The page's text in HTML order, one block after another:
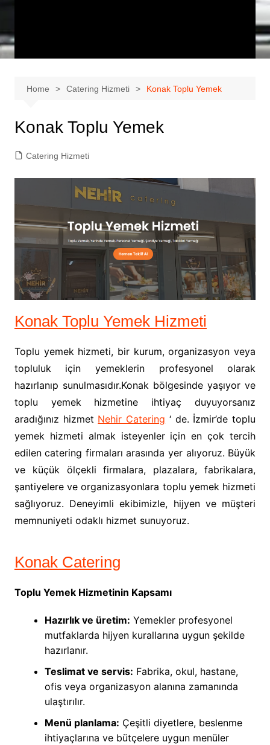
Home Catering Hizmeti Konak Toplu Yemek
Konak Toplu Yemek
Catering Hizmeti
Konak Toplu Yemek Hizmeti
Toplu yemek hizmeti, bir kurum, organizasyon veya
topluluk için yemeklerin profesyonel olarak
hazırlanıp sunulmasıdır.Konak bölgesinde yaşıyor ve
toplu yemek hizmetine ihtiyaç duyuyorsanız
aradığınız hizmet Nehir Catering ‘ de. İzmir’de toplu
yemek hizmeti almak isteyenler için en çok tercih
edilen catering firmaları arasında yer alıyoruz. Büyük
ve küçük ölçekli firmalara, plazalara, fabrikalara,
şantiyelere ve organizasyonlara toplu yemek hizmeti
sağlıyoruz. Deneyimli ekibimizle, hijyen ve müşteri
memnuniyeti odaklı hizmet sunuyoruz.
Konak Catering
Toplu Yemek Hizmetinin Kapsamı
Hazırlık ve üretim: Yemekler profesyonel
mutfaklarda hijyen kurallarına uygun şekilde
hazırlanır.
Teslimat ve servis: Fabrika, okul, hastane,
ofis veya organizasyon alanına zamanında
ulaştırılır.
Menü planlama: Çeşitli diyetlere, beslenme
ihtiyaçlarına ve bütçelere uygun menüler